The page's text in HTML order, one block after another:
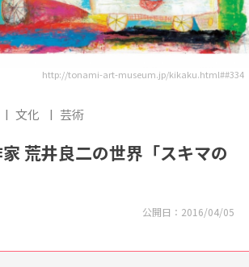
http://tonami-art-museum.jp/kikaku.html##334
文化 芸術
荒井良二の世界「スキマの
公開日： 2016/04/05